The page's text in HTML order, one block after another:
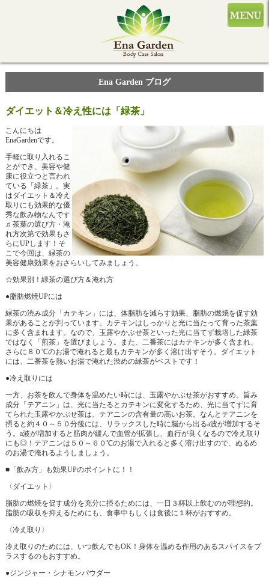
Ena Garden ブログ
ダイエット＆冷え性には「緑茶」
こんにちは
EnaGardenです。
手軽に取り入れるこ
とができ、美容や健
康に役立つと言われ
ている「緑茶」。実
はダイエット＆冷え
取りにも効果的な優
秀な飲み物なんです
♬茶葉の選び方・淹
れ方次第で効果もさ
らにUPします！そ
こで今回は、緑茶の
美容健康効果をおさらいしてみましょう。
☆効果別！緑茶の選び方＆淹れ方
●脂肪燃焼UPには
緑茶の渋み成分「カテキン」には、体脂肪を減らす効果、脂肪の燃焼を促す効
果があることが判っています。カテキンはしっかりと光に当たって育った茶葉
に多く含まれます。なので、玉露やかぶせ茶といった光に当てず栽培した緑茶
ではなく「煎茶」を選びましょう。また、二番茶にはカテキンが多く含まれ、
さらに８０℃のお湯で淹れると最もカテキンが多く溶け出すそう。ダイエット
には、二番茶を熱いお湯で淹れた渋めの緑茶がベストです！
●冷え取りには
一方、お茶を飲んで身体を温めたい時には、玉露やかぶせ茶がおすすめ。旨み
成分「テアニン」は、光に当たるとカテキンに変化するため、光に当てずに育
てられた玉露やかぶせ茶は、テアニンの含有量の高いお茶。なんとテアニンを
摂ると約４０～５０分後には、リラックスした時に脳から出るa波が増加するそ
う。a波が増加すると筋肉が緩んで血管が拡張し、血行が良くなるので冷え取り
にも◎！テアニンは５０～６０℃のお湯で入れると多く溶け出すので、ぬるめ
のお湯で淹れるようしましょう。
■「飲み方」も効果UPのポイントに！！
〈ダイエット〉
脂肪の燃焼を促す成分を充分に摂るためには、一日３杯以上飲むのが理想的。
脂肪の吸収を抑えるためにも、食事中もしくは食後に１杯がおすすめ。
〈冷え取り〉
冷え取りのためには、いつ飲んでもOK！身体を温める作用のあるスパイスをプ
ラスするのもおすすめ。
●ジンジャー・シナモンパウダー